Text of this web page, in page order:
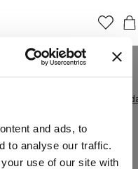
and ads, to
to analyse our traffic.
use of our site with
Dames
Voor de